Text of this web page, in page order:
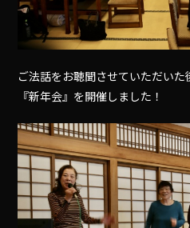
ご法話をお聴聞させていただい
『新年会』を開催しました！